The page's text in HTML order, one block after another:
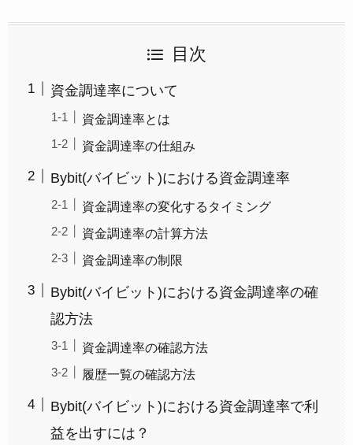
目次
資金調達率について
資金調達率とは
資金調達率の仕組み
Bybit(バイビット)における資金調達率
資金調達率の変化するタイミング
資金調達率の計算方法
資金調達率の制限
Bybit(バイビット)における資金調達率の確
認方法
資金調達率の確認方法
履歴一覧の確認方法
Bybit(バイビット)における資金調達率で利
益を出すには？